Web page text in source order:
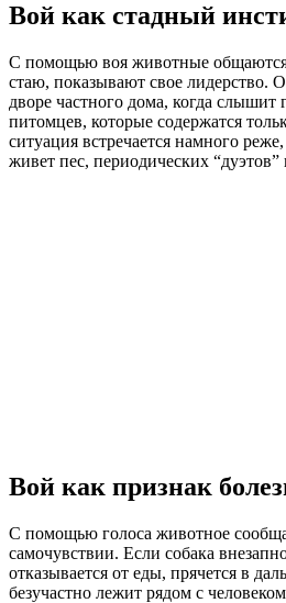
Вой как стадный
С помощью воя животные
стаю, показывают свое лидерство.
дворе частного дома, когда слышит
питомцев, которые содержатся
ситуация встречается намного
живет пес, периодических “дуэтов”
Вой как признак
С помощью голоса животное
самочувствии. Если собака
отказывается от еды, прячется в
безучастно лежит рядом с